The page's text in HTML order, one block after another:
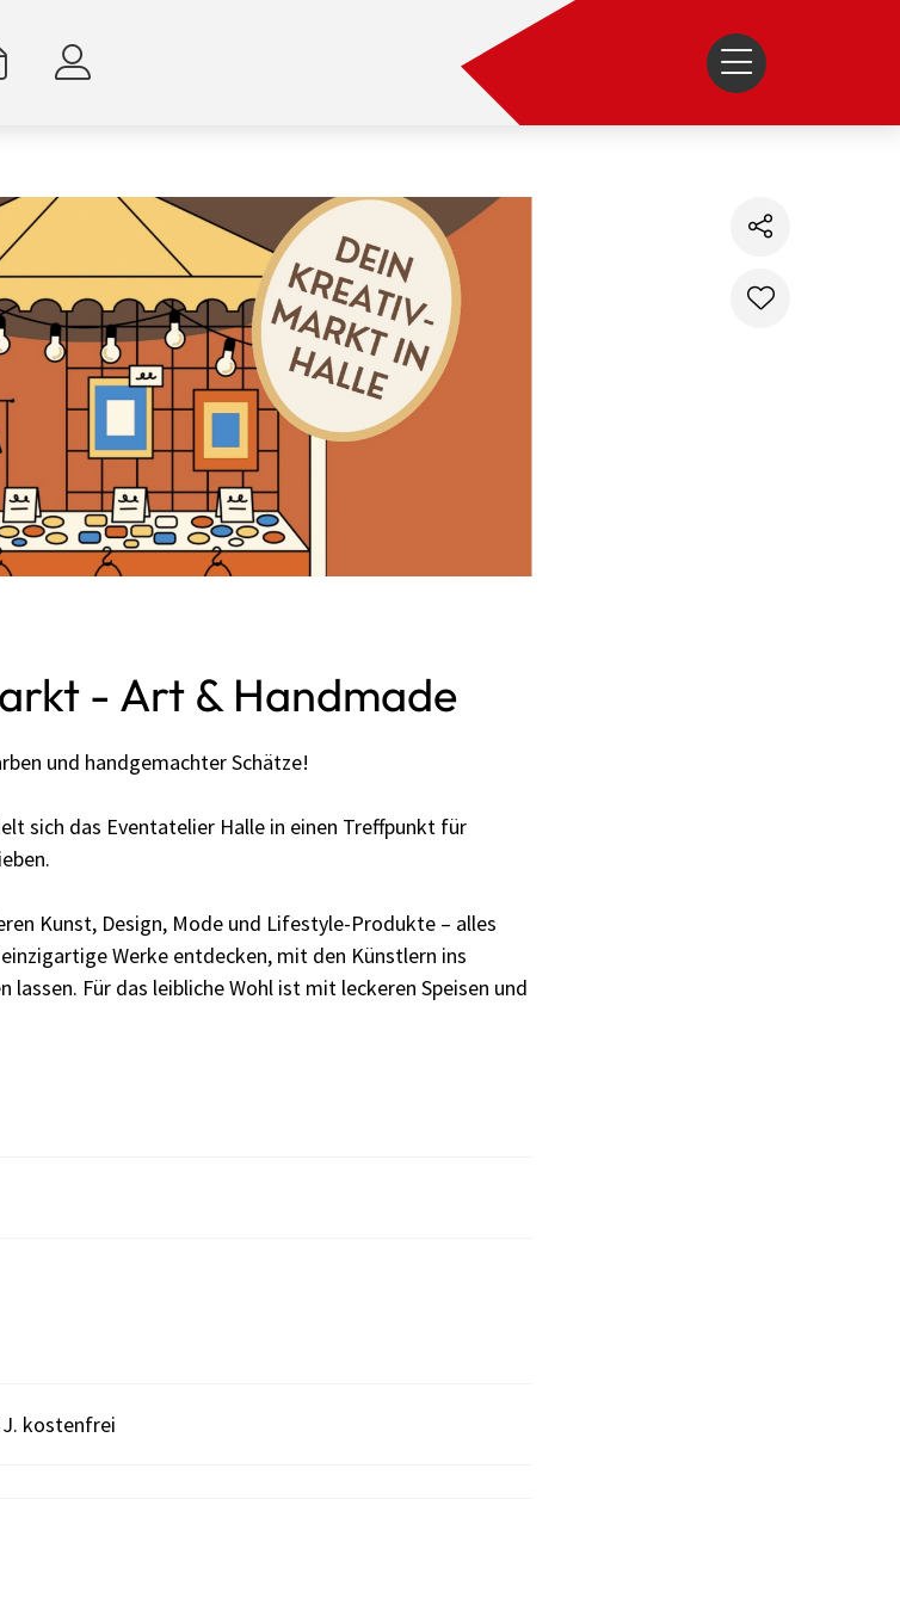
- Art & Handmade
und handgemachter Schätze!
sich das Eventatelier Halle in einen Treffpunkt für
Kunst, Design, Mode und Lifestyle-Produkte – alles
Werke entdecken, mit den Künstlern ins
lassen. Für das leibliche Wohl ist mit leckeren Speisen und
J. kostenfrei